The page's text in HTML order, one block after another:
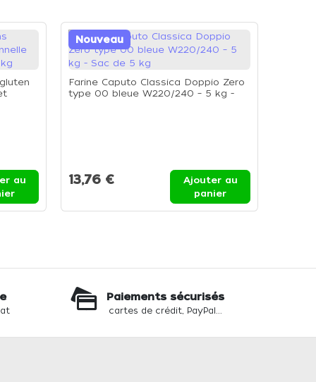
au
Nouveau
Farine Caputo Classica Doppio Zero
type 00 bleue W220/240 – 5 kg -
13,76 €
Ajouter au
panier
Paiements sécurisés
cartes de crédit, PayPal...